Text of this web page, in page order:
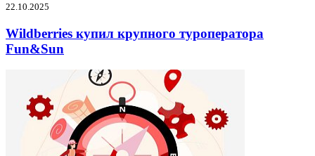
22.10.2025
Wildberries купил крупного туроператора
Fun&Sun